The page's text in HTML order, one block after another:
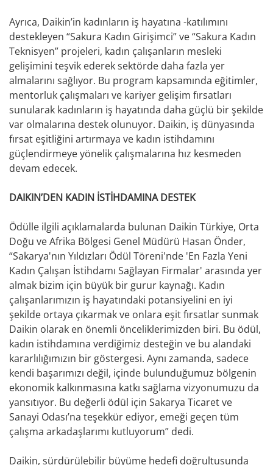
Ayrıca, Daikin’in kadınların iş hayatına -katılımını
destekleyen “Sakura Kadın Girişimci” ve “Sakura Kadın
Teknisyen” projeleri, kadın çalışanların mesleki
gelişimini teşvik ederek sektörde daha fazla yer
almalarını sağlıyor. Bu program kapsamında eğitimler,
mentorluk çalışmaları ve kariyer gelişim fırsatları
sunularak kadınların iş hayatında daha güçlü bir şekilde
var olmalarına destek olunuyor. Daikin, iş dünyasında
fırsat eşitliğini artırmaya ve kadın istihdamını
güçlendirmeye yönelik çalışmalarına hız kesmeden
devam edecek.
DAIKIN’DEN KADIN İSTİHDAMINA DESTEK
Ödülle ilgili açıklamalarda bulunan Daikin Türkiye, Orta
Doğu ve Afrika Bölgesi Genel Müdürü Hasan Önder,
“Sakarya'nın Yıldızları Ödül Töreni'nde 'En Fazla Yeni
Kadın Çalışan İstihdamı Sağlayan Firmalar' arasında yer
almak bizim için büyük bir gurur kaynağı. Kadın
çalışanlarımızın iş hayatındaki potansiyelini en iyi
şekilde ortaya çıkarmak ve onlara eşit fırsatlar sunmak
Daikin olarak en önemli önceliklerimizden biri. Bu ödül,
kadın istihdamına verdiğimiz desteğin ve bu alandaki
kararlılığımızın bir göstergesi. Aynı zamanda, sadece
kendi başarımızı değil, içinde bulunduğumuz bölgenin
ekonomik kalkınmasına katkı sağlama vizyonumuzu da
yansıtıyor. Bu değerli ödül için Sakarya Ticaret ve
Sanayi Odası’na teşekkür ediyor, emeği geçen tüm
çalışma arkadaşlarımı kutluyorum” dedi.
Daikin, sürdürülebilir büyüme hedefi doğrultusunda